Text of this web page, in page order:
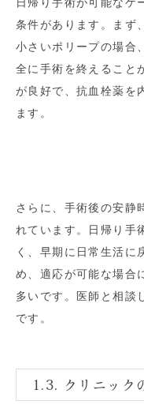
条件があります。まず
小さいポリープの場合
全に手術を終えること
が良好で、抗血栓薬を
ます。
さらに、手術後の安静
れています。日帰り手
く、早期に日常生活に
め、適応が可能な場合
多いです。医師と相談
です。
1.3. クリニック